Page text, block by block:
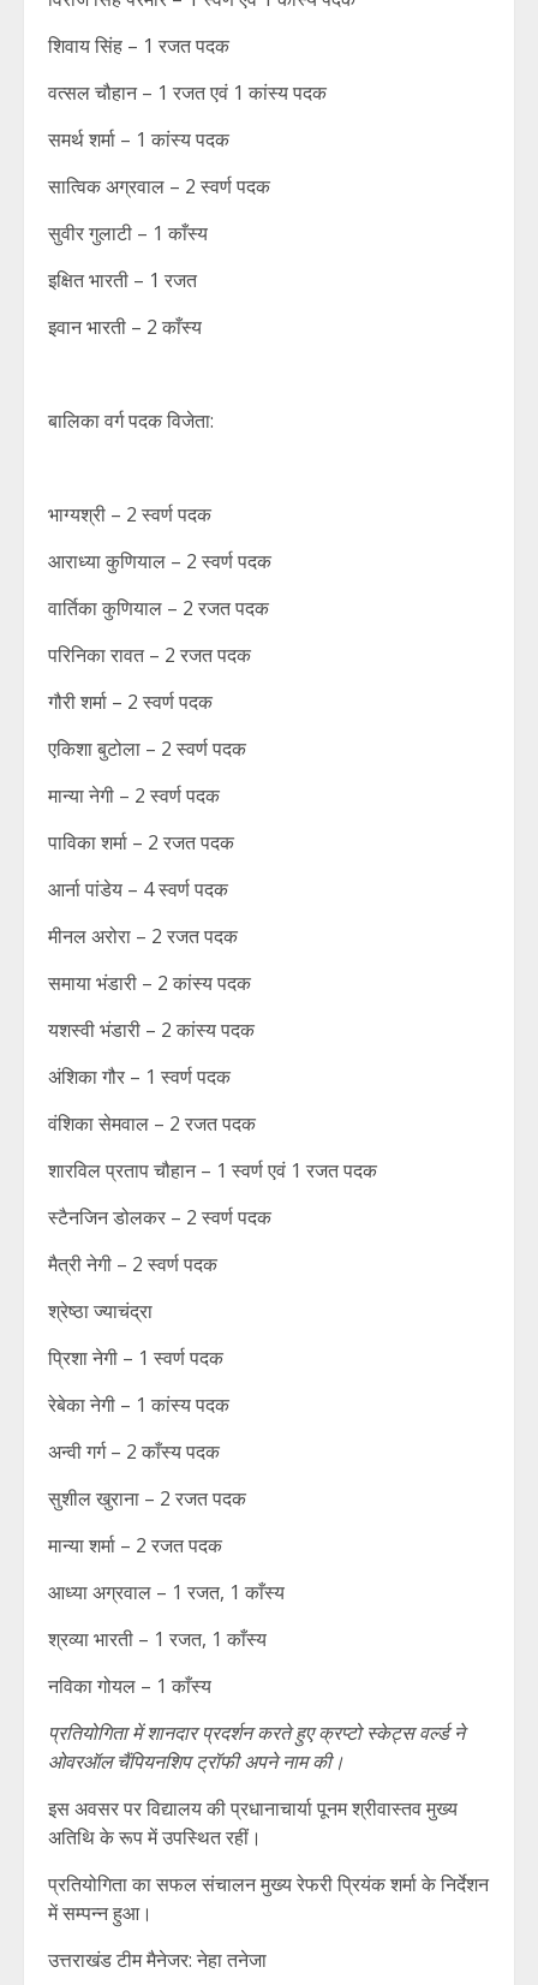
शिवाय सिंह – 1 रजत पदक
वत्सल चौहान – 1 रजत एवं 1 कांस्य पदक
समर्थ शर्मा – 1 कांस्य पदक
सात्विक अग्रवाल – 2 स्वर्ण पदक
सुवीर गुलाटी – 1 काँस्य
इक्षित भारती – 1 रजत
इवान भारती – 2 काँस्य
बालिका वर्ग पदक विजेता:
भाग्यश्री – 2 स्वर्ण पदक
आराध्या कुणियाल – 2 स्वर्ण पदक
वार्तिका कुणियाल – 2 रजत पदक
परिनिका रावत – 2 रजत पदक
गौरी शर्मा – 2 स्वर्ण पदक
एकिशा बुटोला – 2 स्वर्ण पदक
मान्या नेगी – 2 स्वर्ण पदक
पाविका शर्मा – 2 रजत पदक
आर्ना पांडेय – 4 स्वर्ण पदक
मीनल अरोरा – 2 रजत पदक
समाया भंडारी – 2 कांस्य पदक
यशस्वी भंडारी – 2 कांस्य पदक
अंशिका गौर – 1 स्वर्ण पदक
वंशिका सेमवाल – 2 रजत पदक
शारविल प्रताप चौहान – 1 स्वर्ण एवं 1 रजत पदक
स्टैनजिन डोलकर – 2 स्वर्ण पदक
मैत्री नेगी – 2 स्वर्ण पदक
श्रेष्ठा ज्याचंद्रा
प्रिशा नेगी – 1 स्वर्ण पदक
रेबेका नेगी – 1 कांस्य पदक
अन्वी गर्ग – 2 काँस्य पदक
सुशील खुराना – 2 रजत पदक
मान्या शर्मा – 2 रजत पदक
आध्या अग्रवाल – 1 रजत, 1 काँस्य
श्रव्या भारती – 1 रजत, 1 काँस्य
नविका गोयल – 1 काँस्य
प्रतियोगिता में शानदार प्रदर्शन करते हुए क्रप्टो स्केट्स वर्ल्ड ने
ओवरऑल चैंपियनशिप ट्रॉफी अपने नाम की।
इस अवसर पर विद्यालय की प्रधानाचार्या पूनम श्रीवास्तव मुख्य
अतिथि के रूप में उपस्थित रहीं।
प्रतियोगिता का सफल संचालन मुख्य रेफरी प्रियंक शर्मा के निर्देशन
में सम्पन्न हुआ।
उत्तराखंड टीम मैनेजर: नेहा तनेजा